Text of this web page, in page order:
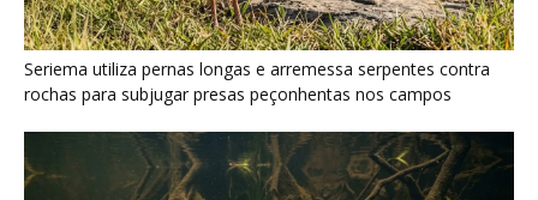
Poraquê sincroniza descargas elétricas em grupo para
amplificar campo elétrico e atordoar cardumes de peixes
maiores na Amazônia